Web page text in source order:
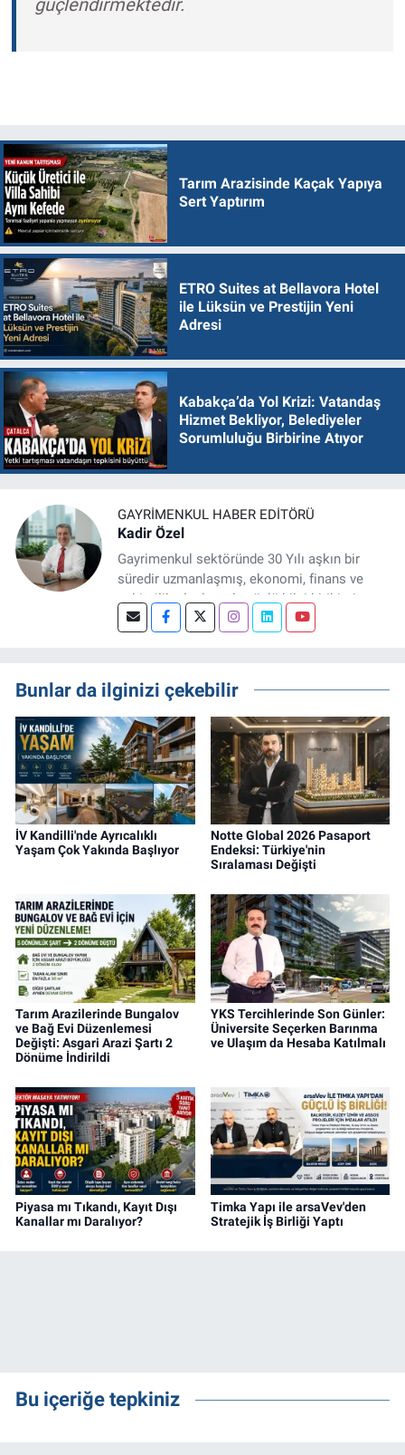
güçlendirmektedir.
Tarım Arazisinde Kaçak Yapıya
Sert Yaptırım
ETRO Suites at Bellavora Hotel
ile Lüksün ve Prestijin Yeni
Adresi
Kabakça’da Yol Krizi: Vatandaş
Hizmet Bekliyor, Belediyeler
Sorumluluğu Birbirine Atıyor
GAYRIMENKUL HABER EDITÖRÜ
Kadir Özel
Gayrimenkul sektöründe 30 Yılı aşkın bir
süredir uzmanlaşmış, ekonomi, finans ve
şehircilik alanlarında güçlü bilgi birikimine
sahip, dijital medya odaklı deneyimli bir
projeleri üzerine haber, analiz ve özel
dosyalar hazırlama konusunda yetkinim.
Bunlar da ilginizi çekebilir
İV Kandilli'nde Ayrıcalıklı
Yaşam Çok Yakında Başlıyor
Notte Global 2026 Pasaport
Endeksi: Türkiye'nin
Sıralaması Değişti
Tarım Arazilerinde Bungalov
ve Bağ Evi Düzenlemesi
Değişti: Asgari Arazi Şartı 2
Dönüme İndirildi
YKS Tercihlerinde Son Günler:
Üniversite Seçerken Barınma
ve Ulaşım da Hesaba Katılmalı
Piyasa mı Tıkandı, Kayıt Dışı
Kanallar mı Daralıyor?
Timka Yapı ile arsaVev'den
Stratejik İş Birliği Yaptı
Bu içeriğe tepkiniz